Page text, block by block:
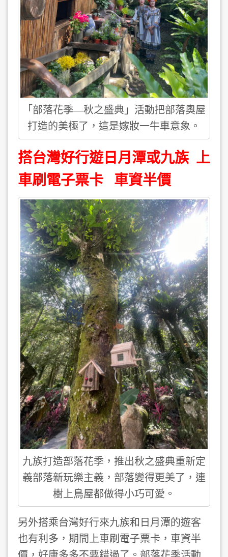
「部落花季—秋之盛典」活動把部落奧屋
打造的美極了，這是嫁妝一牛車意象。
搭台灣好行遊日月潭或九族 上
車刷電子票卡 車資半價
九族打造部落花季，推出秋之盛典重新定
義部落新玩樂主義，部落變得更美了，連
樹上鳥屋都做得小巧可愛。
另外搭乘台灣好行來九族和日月潭的遊客
也有利多，期間上車刷電子票卡，車資半